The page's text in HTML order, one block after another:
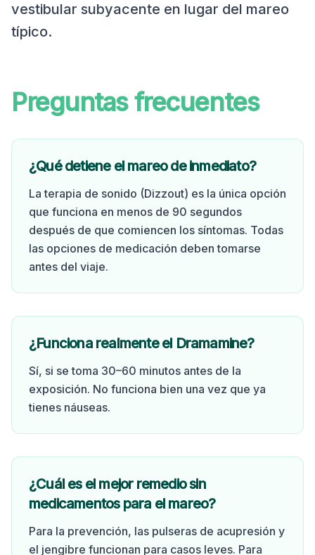
vestibular subyacente en lugar del mareo
típico.
Preguntas frecuentes
¿Qué detiene el mareo de inmediato?
La terapia de sonido (Dizzout) es la única opción
que funciona en menos de 90 segundos
después de que comiencen los síntomas. Todas
las opciones de medicación deben tomarse
antes del viaje.
¿Funciona realmente el Dramamine?
Sí, si se toma 30–60 minutos antes de la
exposición. No funciona bien una vez que ya
tienes náuseas.
¿Cuál es el mejor remedio sin
medicamentos para el mareo?
Para la prevención, las pulseras de acupresión y
el jengibre funcionan para casos leves. Para